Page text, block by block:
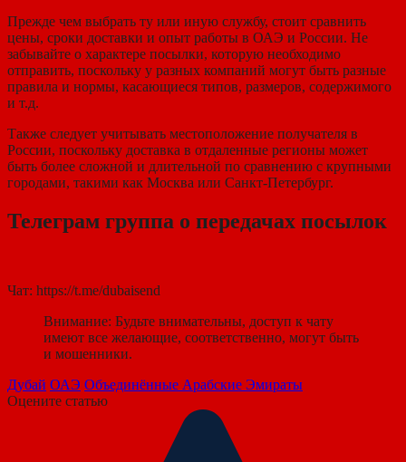
Прежде чем выбрать ту или иную службу, стоит сравнить
цены, сроки доставки и опыт работы в ОАЭ и России. Не
забывайте о характере посылки, которую необходимо
отправить, поскольку у разных компаний могут быть разные
правила и нормы, касающиеся типов, размеров, содержимого
и т.д.
Также следует учитывать местоположение получателя в
России, поскольку доставка в отдаленные регионы может
быть более сложной и длительной по сравнению с крупными
городами, такими как Москва или Санкт-Петербург.
Телеграм группа о передачах посылок
Чат: https://t.me/dubaisend
Внимание: Будьте внимательны, доступ к чату
имеют все желающие, соответственно, могут быть
и мошенники.
Дубай ОАЭ Объединённые Арабские Эмираты
Оцените статью